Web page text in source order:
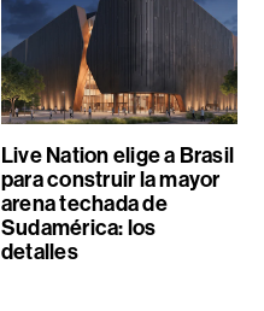
Live Nation elige a Brasil
para construir la mayor
arena techada de
Sudamérica: los
detalles